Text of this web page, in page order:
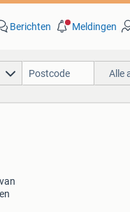
Berichten Meldingen
Alle